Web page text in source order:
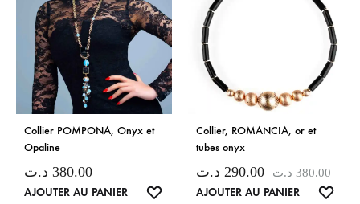
Collier POMPONA, Onyx et
Opaline
380.00 د.ت
AJOUTER AU PANIER
Collier, ROMANCIA, or et
tubes onyx
290.00 د.ت 380.00 د.ت
AJOUTER AU PANIER